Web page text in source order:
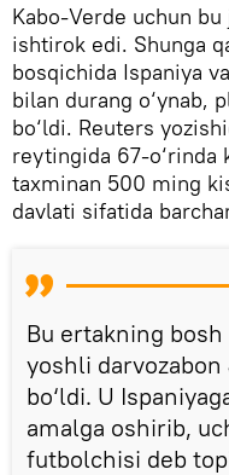
Kabo-Verde uchun
ishtirok edi. Shunga
bosqichida Ispaniya
bilan durang o‘ynab,
bo‘ldi. Reuters
reytingida 67-o‘rinda
taxminan 500 ming
davlati sifatida
Bu ertakning
yoshli
bo‘ldi. U
amalga oshirib,
futbolchisi deb